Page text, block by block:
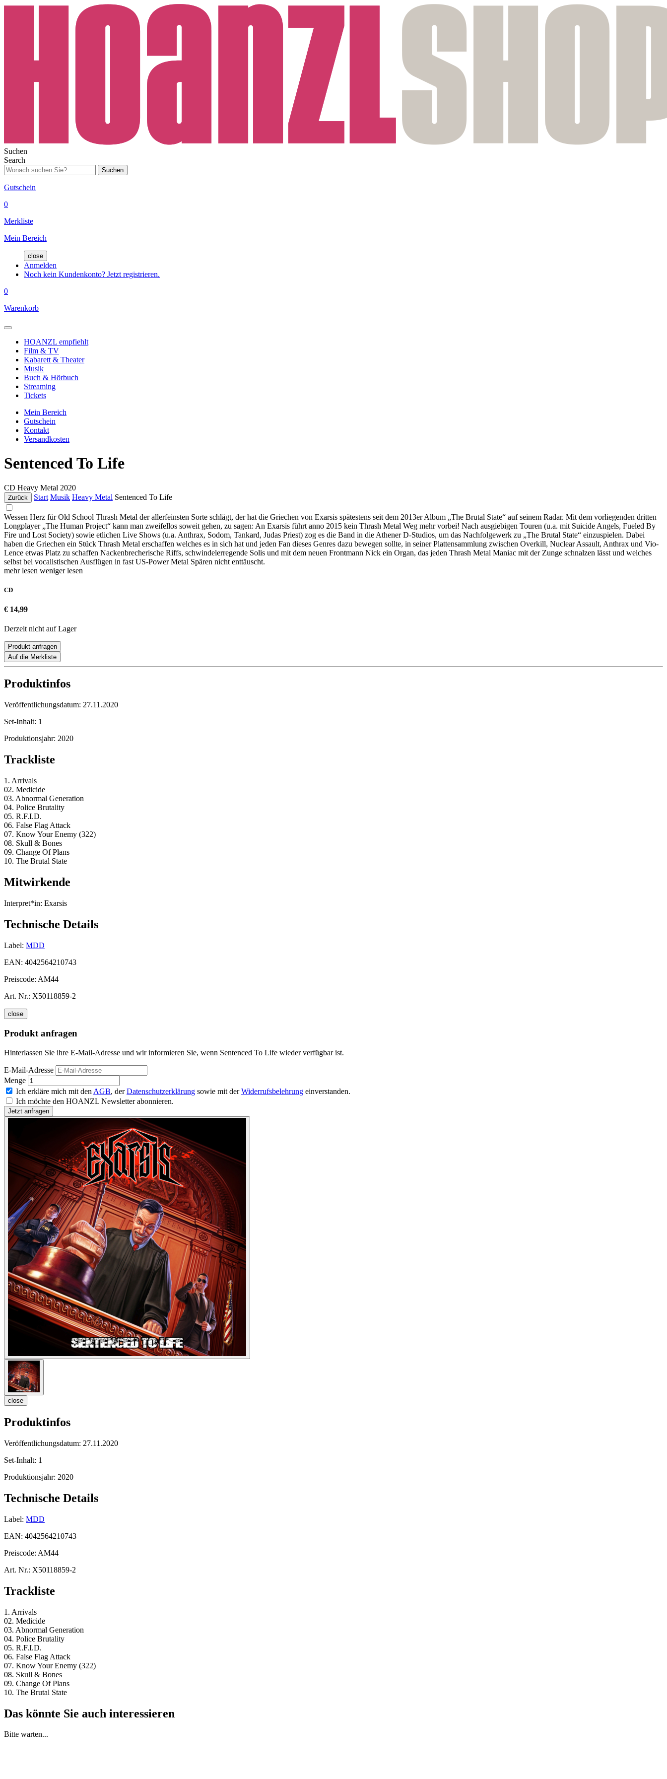
Suchen
Search
Suchen
Gutschein
0
Merkliste
Mein Bereich
close
Anmelden
Noch kein Kundenkonto? Jetzt registrieren.
0
Warenkorb
HOANZL empfiehlt
Film & TV
Kabarett & Theater
Musik
Buch & Hörbuch
Streaming
Tickets
Mein Bereich
Gutschein
Kontakt
Versandkosten
Sentenced To Life
CD Heavy Metal 2020
Zurück Start Musik Heavy Metal Sentenced To Life
Wessen Herz für Old School Thrash Metal der allerfeinsten Sorte schlägt, der hat die Griechen von Exarsis spätestens seit dem 2013er Album „The Brutal State“ auf seinem Radar. Mit dem vorliegenden dritten
Longplayer „The Human Project“ kann man zweifellos soweit gehen, zu sagen: An Exarsis führt anno 2015 kein Thrash Metal Weg mehr vorbei! Nach ausgiebigen Touren (u.a. mit Suicide Angels, Fueled By
Fire und Lost Society) sowie etlichen Live Shows (u.a. Anthrax, Sodom, Tankard, Judas Priest) zog es die Band in die Athener D-Studios, um das Nachfolgewerk zu „The Brutal State“ einzuspielen. Dabei
haben die Griechen ein Stück Thrash Metal erschaffen welches es in sich hat und jeden Fan dieses Genres dazu bewegen sollte, in seiner Plattensammlung zwischen Overkill, Nuclear Assault, Anthrax und Vio-
Lence etwas Platz zu schaffen Nackenbrecherische Riffs, schwindelerregende Solis und mit dem neuen Frontmann Nick ein Organ, das jeden Thrash Metal Maniac mit der Zunge schnalzen lässt und welches
selbst bei vocalistischen Ausflügen in fast US-Power Metal Spären nicht enttäuscht.
mehr lesen weniger lesen
CD
€ 14,99
Derzeit nicht auf Lager
Produkt anfragen
Auf die Merkliste
Produktinfos
Veröffentlichungsdatum: 27.11.2020
Set-Inhalt: 1
Produktionsjahr: 2020
Trackliste
1. Arrivals
02. Medicide
03. Abnormal Generation
04. Police Brutality
05. R.F.I.D.
06. False Flag Attack
07. Know Your Enemy (322)
08. Skull & Bones
09. Change Of Plans
10. The Brutal State
Mitwirkende
Interpret*in: Exarsis
Technische Details
Label: MDD
EAN: 4042564210743
Preiscode: AM44
Art. Nr.: X50118859-2
close
Produkt anfragen
Hinterlassen Sie ihre E-Mail-Adresse und wir informieren Sie, wenn Sentenced To Life wieder verfügbar ist.
E-Mail-Adresse
Menge
Ich erkläre mich mit den AGB, derDatenschutzerklärung sowie mit derWiderrufsbelehrung einverstanden.
Ich möchte den HOANZL Newsletter abonnieren.
close
Produktinfos
Veröffentlichungsdatum: 27.11.2020
Set-Inhalt: 1
Produktionsjahr: 2020
Technische Details
Label: MDD
EAN: 4042564210743
Preiscode: AM44
Art. Nr.: X50118859-2
Trackliste
1. Arrivals
02. Medicide
03. Abnormal Generation
04. Police Brutality
05. R.F.I.D.
06. False Flag Attack
07. Know Your Enemy (322)
08. Skull & Bones
09. Change Of Plans
10. The Brutal State
Das könnte Sie auch interessieren
Bitte warten...